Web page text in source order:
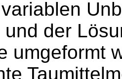
der
umgeformt